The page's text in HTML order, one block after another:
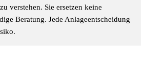
verstehen. Sie ersetzen keine
Beratung. Jede Anlageentscheidung